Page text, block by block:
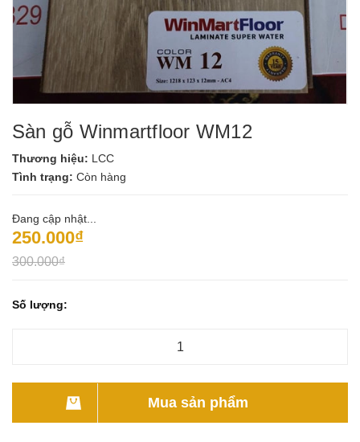
Sàn gỗ Winmartfloor WM12
Thương hiệu: LCC
Tình trạng: Còn hàng
Đang cập nhật...
250.000₫
300.000₫
Số lượng:
Mua sản phẩm